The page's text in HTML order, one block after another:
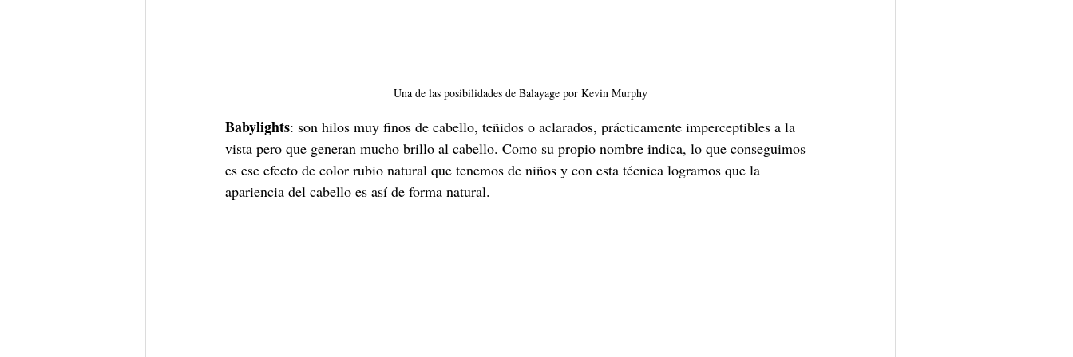
Una de las posibilidades de Balayage por Kevin Murphy
Babylights: son hilos muy finos de cabello, teñidos o aclarados, prácticamente imperceptibles a la
vista pero que generan mucho brillo al cabello. Como su propio nombre indica, lo que conseguimos
es ese efecto de color rubio natural que tenemos de niños y con esta técnica logramos que la
apariencia del cabello es así de forma natural.